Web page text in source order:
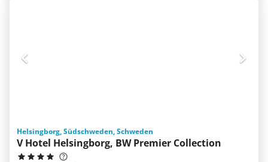
Helsingborg, Südschweden, Schweden
V Hotel Helsingborg, BW Premier Collection